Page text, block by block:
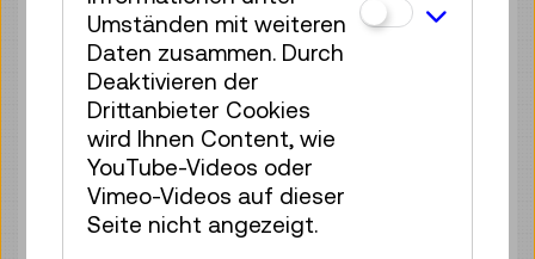
So 09.08. 11:00–11:40
Reservierung Kinderbereich
35 Plätze frei
€ 2,50
So 09.08. 12:00– 12:40
Reservierung Kinderbereich
Umständen mit weiteren
Daten zusammen. Durch
Deaktivieren der
Drittanbieter Cookies
wird Ihnen Content, wie
YouTube-Videos oder
Vimeo-Videos auf dieser
Seite nicht angezeigt.